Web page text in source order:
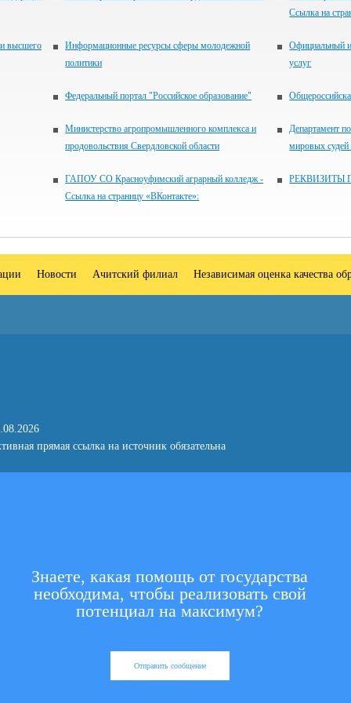
Ссылка на
высшего
Информационные ресурсы сферы молодежной
политики
Официальный
услуг
Федеральный портал "Российское образование"
Министерство агропромышленного комплекса и
продовольствия Свердловской области
Департамент
мировых судей
ГАПОУ СО Красноуфимский аграрный колледж -
Ссылка на страницу «ВКонтакте»:
РЕКВИЗИТЫ
Новости Ачитский филиал Независимая оценка качества
прямая ссылка на источник обязательна
Знаете, какая помощь от государства
необходима, чтобы реализовать свой
потенциал на максимум?
Отправить сообщение